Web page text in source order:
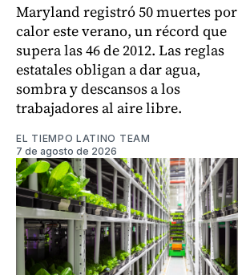
Maryland registró 50 muertes por
calor este verano, un récord que
supera las 46 de 2012. Las reglas
estatales obligan a dar agua,
sombra y descansos a los
trabajadores al aire libre.
EL TIEMPO LATINO TEAM
7 de agosto de 2026